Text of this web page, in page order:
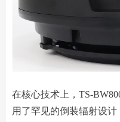
在核心技术上，TS-
用了罕见的倒装辐射设计